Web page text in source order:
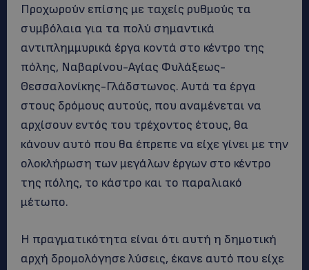
Προχωρούν επίσης με ταχείς ρυθμούς τα
συμβόλαια για τα πολύ σημαντικά
αντιπλημμυρικά έργα κοντά στο κέντρο της
πόλης, Ναβαρίνου-Αγίας Φυλάξεως-
Θεσσαλονίκης-Γλάδστωνος. Αυτά τα έργα
στους δρόμους αυτούς, που αναμένεται να
αρχίσουν εντός του τρέχοντος έτους, θα
κάνουν αυτό που θα έπρεπε να είχε γίνει με την
ολοκλήρωση των μεγάλων έργων στο κέντρο
της πόλης, το κάστρο και το παραλιακό
μέτωπο.
Η πραγματικότητα είναι ότι αυτή η δημοτική
αρχή δρομολόγησε λύσεις, έκανε αυτό που είχε